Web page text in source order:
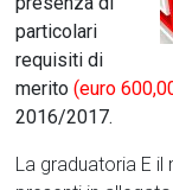
particolari
requisiti di
merito(euro
2016/2017.
La graduatoria E il